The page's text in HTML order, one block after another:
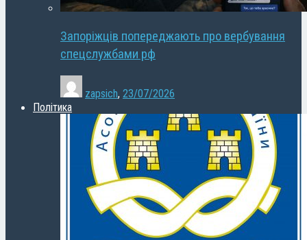
Запоріжців попереджають про вербування
спецслужбами рф
zapsich, 23/07/2026
Політика